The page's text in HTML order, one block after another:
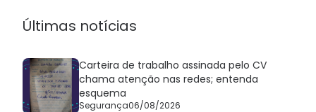
Últimas notícias
Carteira de trabalho assinada pelo CV
chama atenção nas redes; entenda
esquema
Segurança06/08/2026